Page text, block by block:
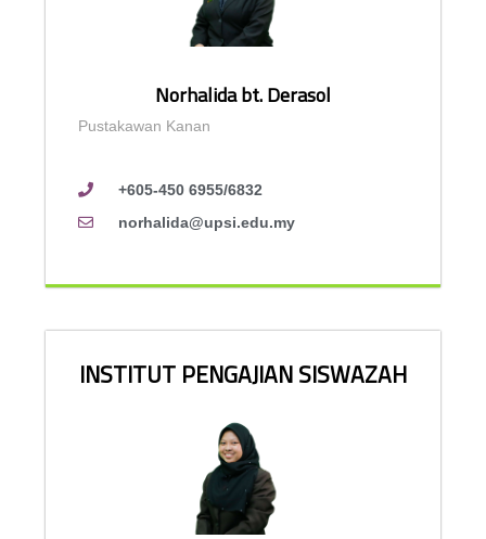
Norhalida bt. Derasol
Pustakawan Kanan
+605-450 6955/6832
norhalida@upsi.edu.my
INSTITUT PENGAJIAN SISWAZAH